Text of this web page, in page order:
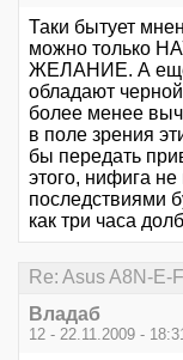
Таки бытует
можно только
ЖЕЛАНИЕ. А еще
обладают
более менее
в поле зрения
бы передать
этого, нифига
последствиями
как три часа
Re: Asus A8N-E-
Владаб
12 - 22.11.2009 -